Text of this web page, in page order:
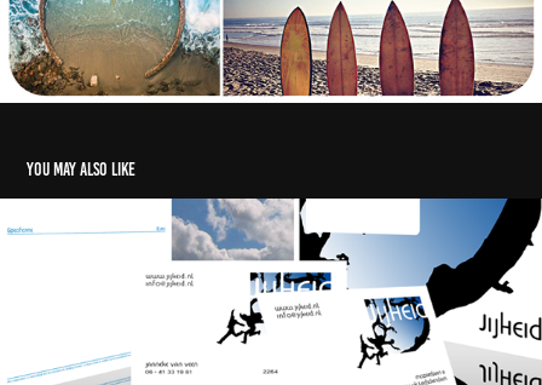
You may also like
BedrijfsHuisstijl, logo & identiteit